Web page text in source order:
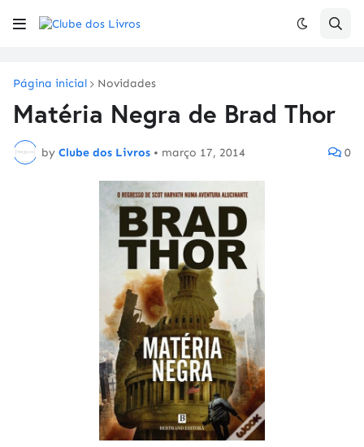
Página inicial Novidades
Matéria Negra de Brad Thor
by Clube dos Livros • março 17, 2014 0